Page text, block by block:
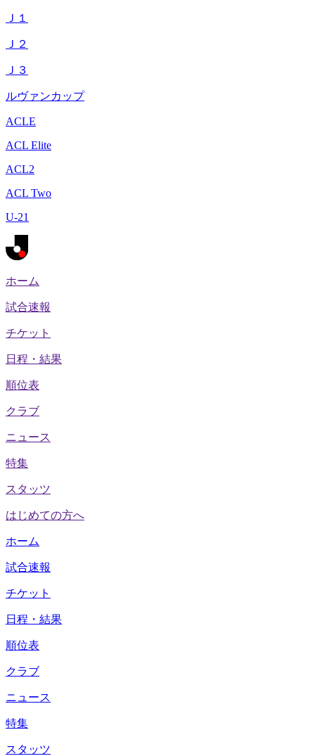
Ｊ１
Ｊ２
Ｊ３
ルヴァンカップ
ACLE
ACL Elite
ACL2
ACL Two
U-21
ホーム
試合速報
チケット
日程・結果
順位表
クラブ
ニュース
特集
スタッツ
はじめての方へ
ホーム
試合速報
チケット
日程・結果
順位表
クラブ
ニュース
特集
スタッツ